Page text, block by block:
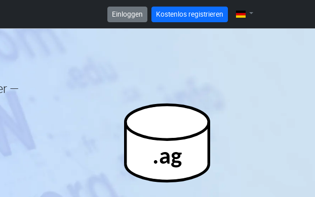
Einloggen Kostenlos registrieren
—
.ag